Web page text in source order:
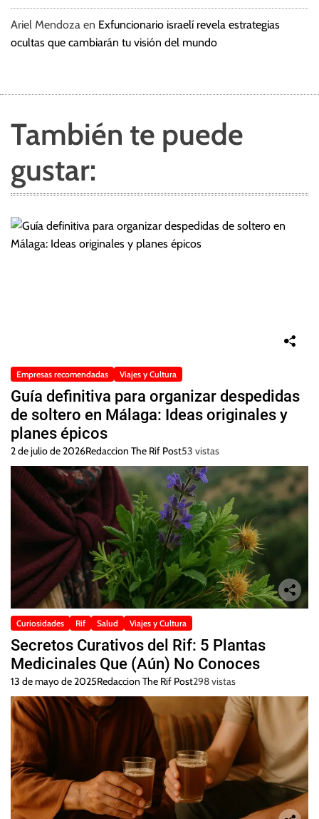
Ariel Mendoza en Exfuncionario israelí revela estrategias
ocultas que cambiarán tu visión del mundo
También te puede
gustar:
Empresas recomendadas Viajes y Cultura
Guía definitiva para organizar despedidas
de soltero en Málaga: Ideas originales y
planes épicos
2 de julio de 2026Redaccion The Rif Post53 vistas
Curiosidades Rif Salud Viajes y Cultura
Secretos Curativos del Rif: 5 Plantas
Medicinales Que (Aún) No Conoces
13 de mayo de 2025Redaccion The Rif Post298 vistas